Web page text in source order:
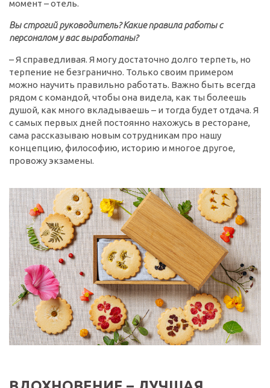
момент – отель.
Вы строгий руководитель? Какие правила работы с
персоналом у вас выработаны?
– Я справедливая. Я могу достаточно долго терпеть, но
терпение не безгранично. Только своим примером
можно научить правильно работать. Важно быть всегда
рядом с командой, чтобы она видела, как ты болеешь
душой, как много вкладываешь – и тогда будет отдача. Я
с самых первых дней постоянно нахожусь в ресторане,
сама рассказываю новым сотрудникам про нашу
концепцию, философию, историю и многое другое,
провожу экзамены.